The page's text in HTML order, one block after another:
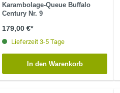
Karambolage-Queue Buffalo
Century Nr. 9
179,00 €*
Lieferzeit 3-5 Tage
In den Warenkorb